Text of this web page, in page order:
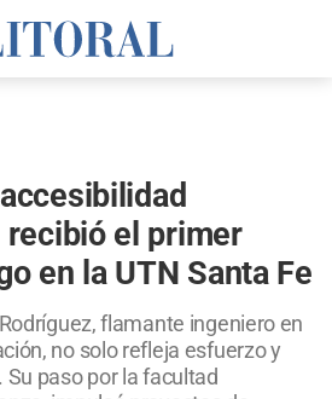
recibió el primer
en la UTN Santa Fe
flamante ingeniero en
no solo refleja esfuerzo y
paso por la facultad